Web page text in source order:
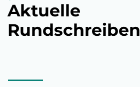
Aktuelle
Rundschreiben